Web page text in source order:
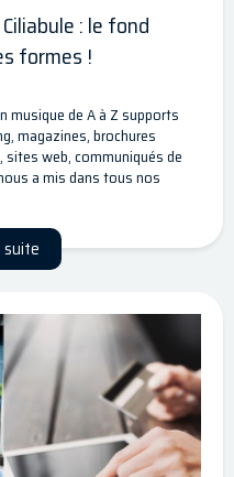
: le fond
formes !
musique de A à Z supports
magazines, brochures
web, communiqués de
a mis dans tous nos
suite